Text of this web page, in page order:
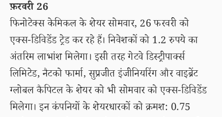
फ़रवरी 26
फिनोटेक्स केमिकल के शेयर सोमवार, 26 फरवरी को
एक्स-डिविडेंड ट्रेड कर रहे हैं। निवेशकों को 1.2 रुपये का
अंतरिम लाभांश मिलेगा। इसी तरह गेटवे डिस्ट्रीपार्क्स
लिमिटेड, नैटको फार्मा, सुप्रजीत इंजीनियरिंग और वाइब्रेंट
ग्लोबल कैपिटल के शेयर को भी सोमवार को एक्स-डिविडेंड
मिलेगा। इन कंपनियों के शेयरधारकों को क्रमश: 0.75